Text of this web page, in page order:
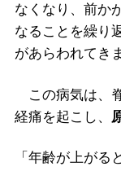
なくなり、前か
なることを繰り
があらわれてき
この病気は、
経痛を起こし、
「年齢が上がる